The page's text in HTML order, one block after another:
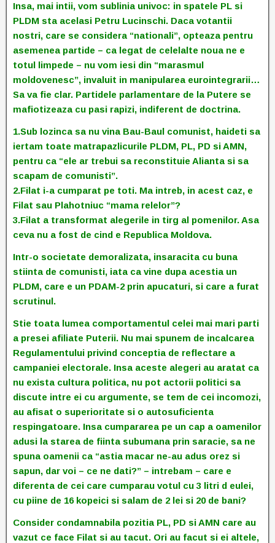
Insa, mai intii, vom sublinia univoc: in spatele PL si
PLDM sta acelasi Petru Lucinschi. Daca votantii
nostri, care se considera “nationali”, opteaza pentru
asemenea partide – ca legat de celelalte noua ne e
totul limpede – nu vom iesi din “marasmul
moldovenesc”, invaluit in manipularea eurointegrarii…
Sa va fie clar. Partidele parlamentare de la Putere se
mafiotizeaza cu pasi rapizi, indiferent de doctrina.
1.Sub lozinca sa nu vina Bau-Baul comunist, haideti sa
iertam toate matrapazlicurile PLDM, PL, PD si AMN,
pentru ca “ele ar trebui sa reconstituie Alianta si sa
scapam de comunisti”.
2.Filat i-a cumparat pe toti. Ma intreb, in acest caz, e
Filat sau Plahotniuc “mama relelor”?
3.Filat a transformat alegerile in tirg al pomenilor. Asa
ceva nu a fost de cind e Republica Moldova.
Intr-o societate demoralizata, insaracita cu buna
stiinta de comunisti, iata ca vine dupa acestia un
PLDM, care e un PDAM-2 prin apucaturi, si care a furat
scrutinul.
Stie toata lumea comportamentul celei mai mari parti
a presei afiliate Puterii. Nu mai spunem de incalcarea
Regulamentului privind conceptia de reflectare a
campaniei electorale. Insa aceste alegeri au aratat ca
nu exista cultura politica, nu pot actorii politici sa
discute intre ei cu argumente, se tem de cei incomozi,
au afisat o superioritate si o autosuficienta
respingatoare. Insa cumpararea pe un cap a oamenilor
adusi la starea de fiinta subumana prin saracie, sa ne
spuna oamenii ca “astia macar ne-au adus orez si
sapun, dar voi – ce ne dati?” – intrebam – care e
diferenta de cei care cumparau votul cu 3 litri d eulei,
cu piine de 16 kopeici si salam de 2 lei si 20 de bani?
Consider condamnabila pozitia PL, PD si AMN care au
vazut ce face Filat si au tacut. Ori au facut si ei altele,